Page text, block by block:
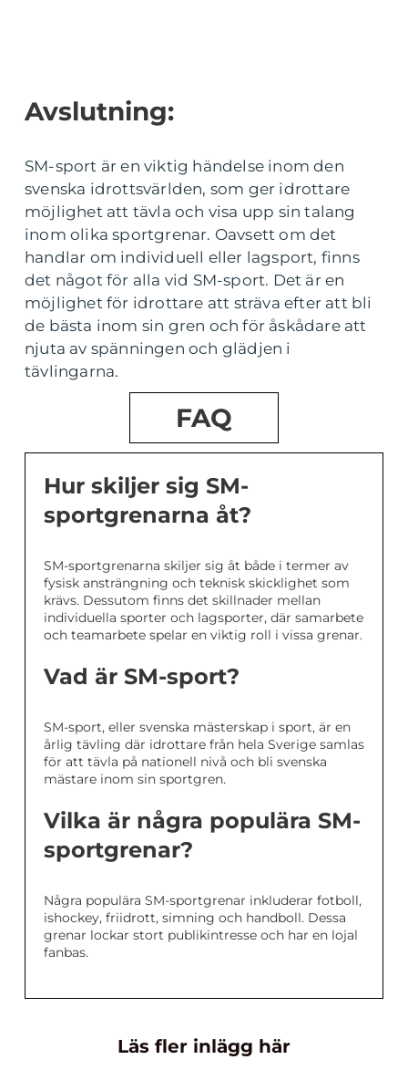
Avslutning:
SM-sport är en viktig händelse inom den
svenska idrottsvärlden, som ger idrottare
möjlighet att tävla och visa upp sin talang
inom olika sportgrenar. Oavsett om det
handlar om individuell eller lagsport, finns
det något för alla vid SM-sport. Det är en
möjlighet för idrottare att sträva efter att bli
de bästa inom sin gren och för åskådare att
njuta av spänningen och glädjen i
tävlingarna.
FAQ
Hur skiljer sig SM-
sportgrenarna åt?
SM-sportgrenarna skiljer sig åt både i termer av
fysisk ansträngning och teknisk skicklighet som
krävs. Dessutom finns det skillnader mellan
individuella sporter och lagsporter, där samarbete
och teamarbete spelar en viktig roll i vissa grenar.
Vad är SM-sport?
SM-sport, eller svenska mästerskap i sport, är en
årlig tävling där idrottare från hela Sverige samlas
för att tävla på nationell nivå och bli svenska
mästare inom sin sportgren.
Vilka är några populära SM-
sportgrenar?
Några populära SM-sportgrenar inkluderar fotboll,
ishockey, friidrott, simning och handboll. Dessa
grenar lockar stort publikintresse och har en lojal
fanbas.
Läs fler inlägg här